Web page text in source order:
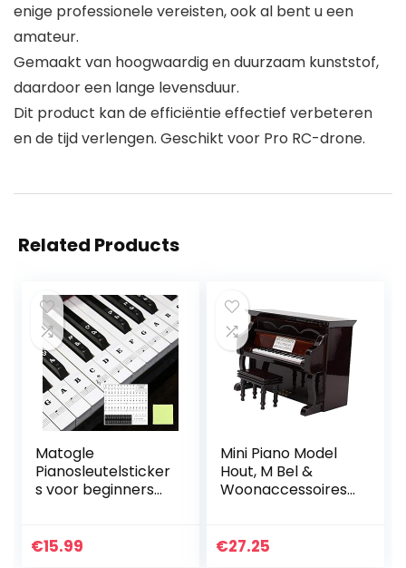
enige professionele vereisten, ook al bent u een
amateur.
Gemaakt van hoogwaardig en duurzaam kunststof,
daardoor een lange levensduur.
Dit product kan de efficiëntie effectief verbeteren
en de tijd verlengen. Geschikt voor Pro RC-drone.
Related Products
Matogle
Pianosleutelsticker
s voor beginners
toetsenbordsticke
€15.99
Mini Piano Model
Hout, M Bel &
Woonaccessoires
Muziekinstrument
€27.25